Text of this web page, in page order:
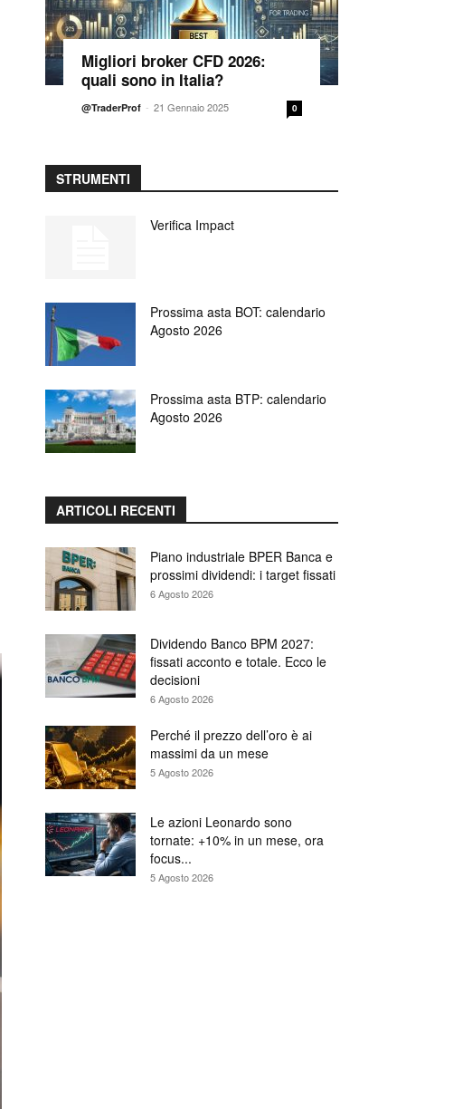
Migliori broker CFD 2026:
quali sono in Italia?
@TraderProf - 21 Gennaio 2025 0
STRUMENTI
Verifica Impact
Prossima asta BOT: calendario
Agosto 2026
Prossima asta BTP: calendario
Agosto 2026
ARTICOLI RECENTI
Piano industriale BPER Banca e
prossimi dividendi: i target fissati
6 Agosto 2026
Dividendo Banco BPM 2027:
fissati acconto e totale. Ecco le
decisioni
6 Agosto 2026
Perché il prezzo dell’oro è ai
massimi da un mese
5 Agosto 2026
Le azioni Leonardo sono
tornate: +10% in un mese, ora
focus...
5 Agosto 2026